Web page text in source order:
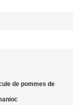
de pommes de